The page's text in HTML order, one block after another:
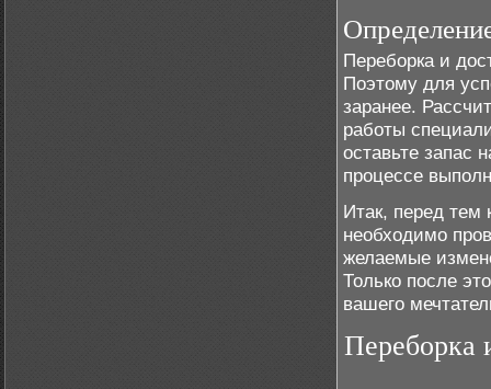
Переборка и
Поэтому для
заранее.
работы
оставьте запас
процессе
Итак, перед тем
необходимо
желаемые
Только после
вашего
Переборка